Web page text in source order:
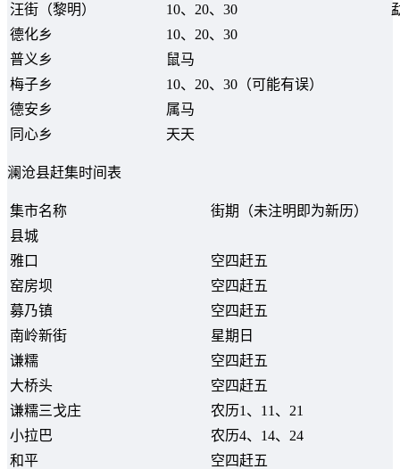
汪街（黎明）
10、20、30
德化乡
10、20、30
普义乡
鼠马
梅子乡
10、20、30（可能有误）
德安乡
属马
同心乡
天天
澜沧县赶集时间表
集市名称
街期（未注明即为新历）
县城
雅口
空四赶五
窑房坝
空四赶五
募乃镇
空四赶五
南岭新街
星期日
谦糯
空四赶五
大桥头
空四赶五
谦糯三戈庄
农历1、11、21
小拉巴
农历4、14、24
和平
空四赶五